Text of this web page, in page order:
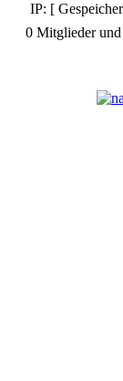
IP: [
0 Mitglieder und